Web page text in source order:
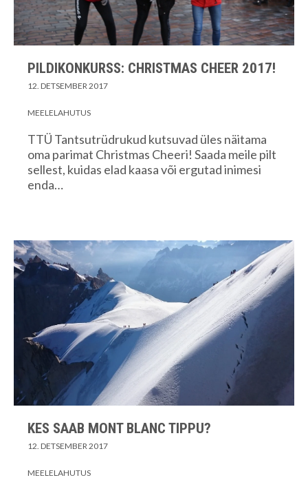
PILDIKONKURSS: CHRISTMAS CHEER 2017!
12. DETSEMBER 2017
MEELELAHUTUS
TTÜ Tantsutrüdrukud kutsuvad üles näitama
oma parimat Christmas Cheeri! Saada meile pilt
sellest, kuidas elad kaasa või ergutad inimesi
enda…
KES SAAB MONT BLANC TIPPU?
12. DETSEMBER 2017
MEELELAHUTUS